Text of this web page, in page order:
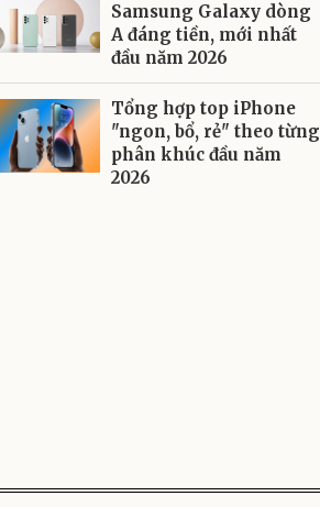
Samsung Galaxy dòng
A đáng tiền, mới nhất
đầu năm 2026
Tổng hợp top iPhone
"ngon, bổ, rẻ" theo từng
phân khúc đầu năm
2026